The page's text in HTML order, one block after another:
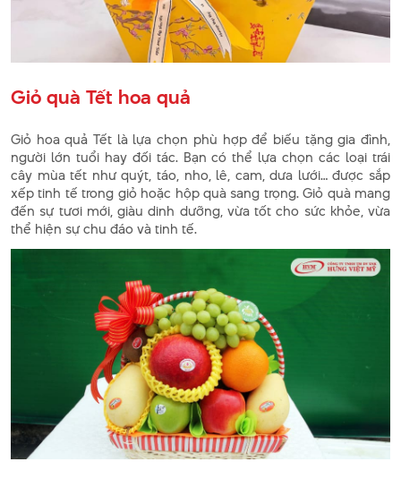
Giỏ quà Tết hoa quả
Giỏ hoa quả Tết là lựa chọn phù hợp để biếu tặng gia đình,
người lớn tuổi hay đối tác. Bạn có thể lựa chọn các loại trái
cây mùa tết như quýt, táo, nho, lê, cam, dưa lưới… được sắp
xếp tinh tế trong giỏ hoặc hộp quà sang trọng. Giỏ quà mang
đến sự tươi mới, giàu dinh dưỡng, vừa tốt cho sức khỏe, vừa
thể hiện sự chu đáo và tinh tế.